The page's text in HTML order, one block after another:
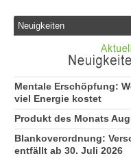
Neuigkeiten
Mentale Erschöpfung:
viel Energie kostet
Produkt des Monats
Blankoverordnung:
entfällt ab 30. Juli 2026